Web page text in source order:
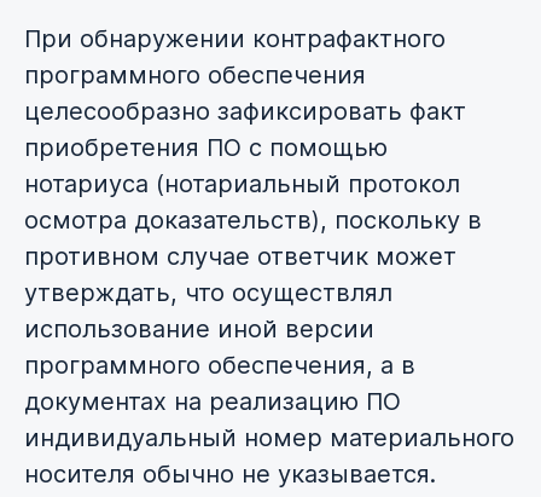
При обнаружении контрафактного
программного обеспечения
целесообразно зафиксировать факт
приобретения ПО с помощью
нотариуса (нотариальный протокол
осмотра доказательств), поскольку в
противном случае ответчик может
утверждать, что осуществлял
использование иной версии
программного обеспечения, а в
документах на реализацию ПО
индивидуальный номер материального
носителя обычно не указывается.